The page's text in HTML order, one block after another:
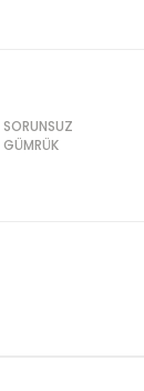
SORUNSUZ
GÜMRÜK